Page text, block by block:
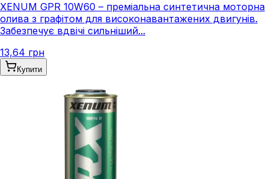
XENUM GPR 10W60 – преміальна синтетична моторна
олива з графітом для високонавантажених двигунів.
Забезпечує вдвічі сильніший...
13,64 грн
Купити